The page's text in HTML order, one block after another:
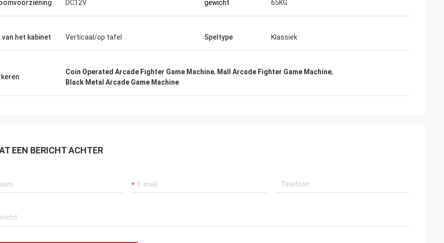
DC12V gewicht 65KG
van het kabinet Verticaal/op tafel Speltype Klassiek
Coin Operated Arcade Fighter Game Machine, Mall Arcade Fighter Game Machine,
Black Metal Arcade Game Machine
EEN BERICHT ACHTER